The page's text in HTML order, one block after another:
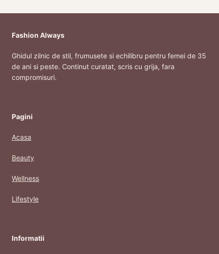
Fashion Always
Ghidul zilnic de stil, frumusete si echilibru pentru femei de 35
de ani si peste. Continut curatat, scris cu grija, fara
compromisuri.
Pagini
Acasa
Beauty
Wellness
Lifestyle
Informatii